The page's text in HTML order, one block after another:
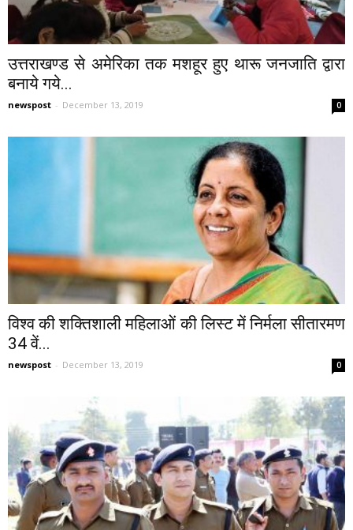
उत्तराखण्ड से अमेरिका तक मशहूर हुए थारू जनजाति द्वारा
बनाये गये...
newspost - December 13, 2019 0
विश्व की शक्तिशाली महिलाओं की लिस्ट में निर्मला सीतारमण
34 वें...
newspost - December 13, 2019 0